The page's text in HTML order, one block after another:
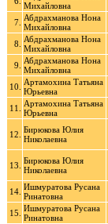
Михайловна
7. Абдрахманова Нона
Михайловна
8.
Абдрахманова Нона
Михайловна
9.
Абдрахманова Нона
Михайловна
10.
Артамохина Татьяна
Юрьевна
11.
Артамохина Татьяна
Юрьевна
12. Бирюкова Юлия
Николаевна
13. Бирюкова Юлия
Николаевна
14. Ишмуратова Русана
Ринатовна
15. Ишмуратова Русана
Ринатовна